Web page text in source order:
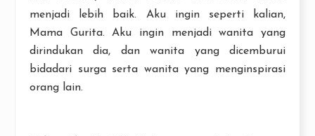
menjadi lebih baik. Aku ingin seperti kalian,
Mama Gurita. Aku ingin menjadi wanita yang
dirindukan dia, dan wanita yang dicemburui
bidadari surga serta wanita yang menginspirasi
orang lain.